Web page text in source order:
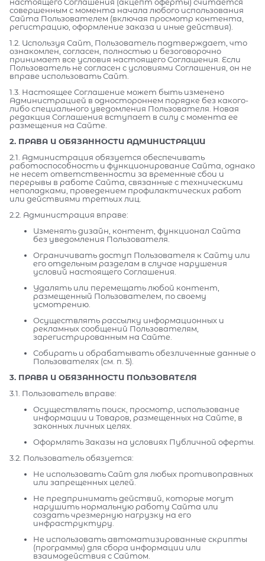
совершенным с момента начала любого использования
Сайта Пользователем (включая просмотр контента,
регистрацию, оформление заказа и иные действия).
1.2. Используя Сайт, Пользователь подтверждает, что
ознакомлен, согласен, полностью и безоговорочно
принимает все условия настоящего Соглашения. Если
Пользователь не согласен с условиями Соглашения, он не
вправе использовать Сайт.
1.3. Настоящее Соглашение может быть изменено
Администрацией в одностороннем порядке без какого-
либо специального уведомления Пользователя. Новая
редакция Соглашения вступает в силу с момента ее
размещения на Сайте.
2. ПРАВА И ОБЯЗАННОСТИ АДМИНИСТРАЦИИ
2.1. Администрация обязуется обеспечивать
работоспособность и функционирование Сайта, однако
не несет ответственности за временные сбои и
перерывы в работе Сайта, связанные с техническими
неполадками, проведением профилактических работ
или действиями третьих лиц.
2.2. Администрация вправе:
Изменять дизайн, контент, функционал Сайта
без уведомления Пользователя.
Ограничивать доступ Пользователя к Сайту или
его отдельным разделам в случае нарушения
условий настоящего Соглашения.
Удалять или перемещать любой контент,
размещенный Пользователем, по своему
усмотрению.
Осуществлять рассылку информационных и
рекламных сообщений Пользователям,
зарегистрированным на Сайте.
Собирать и обрабатывать обезличенные данные о
Пользователях (см. п. 5).
3. ПРАВА И ОБЯЗАННОСТИ ПОЛЬЗОВАТЕЛЯ
3.1. Пользователь вправе:
Осуществлять поиск, просмотр, использование
информации и Товаров, размещенных на Сайте, в
законных личных целях.
Оформлять Заказы на условиях Публичной оферты.
3.2. Пользователь обязуется:
Не использовать Сайт для любых противоправных
или запрещенных целей.
Не предпринимать действий, которые могут
нарушить нормальную работу Сайта или
создать чрезмерную нагрузку на его
инфраструктуру.
Не использовать автоматизированные скрипты
(программы) для сбора информации или
взаимодействия с Сайтом.